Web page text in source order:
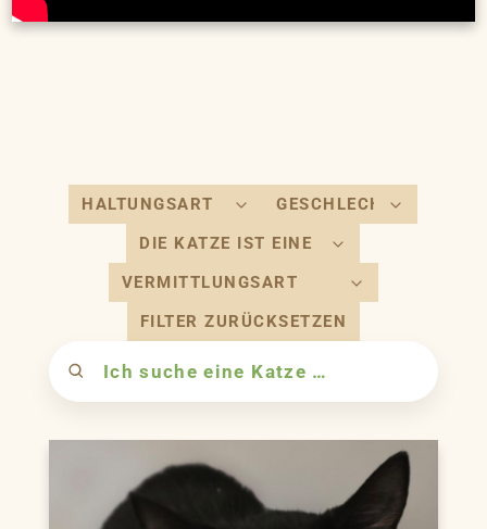
verlosen wir Katzenfutter von animonda im Wert von 100
http://www.tierheim-hannover.de
https://www.facebook.com/TierschutzHannover/
https://www.youtube.com/user/TierheimTV
https://www.instagram.com/tierheimhannover1844
https://www.tiktok.com/@tierheim_hannover
FILTER ZURÜCKSETZEN